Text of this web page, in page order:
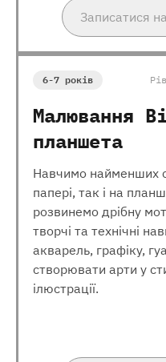
Записатися
6-7 років
Малювання
планшета
Навчимо найменших
папері, так і на
розвинемо дрібну
творчі та технічні
акварель, графіку,
створювати арти у
ілюстрації.